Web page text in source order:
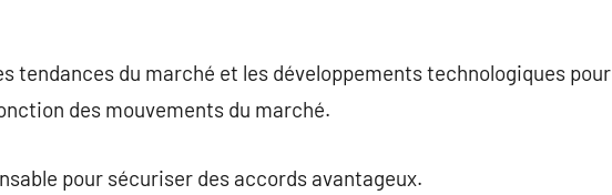
tendances du marché et les développements technologiques pour
des mouvements du marché.
pour sécuriser des accords avantageux.